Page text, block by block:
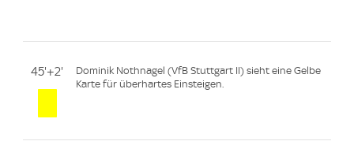
45'+2'
Dominik Nothnagel (VfB Stuttgart II) sieht eine Gelbe
Karte für überhartes Einsteigen.